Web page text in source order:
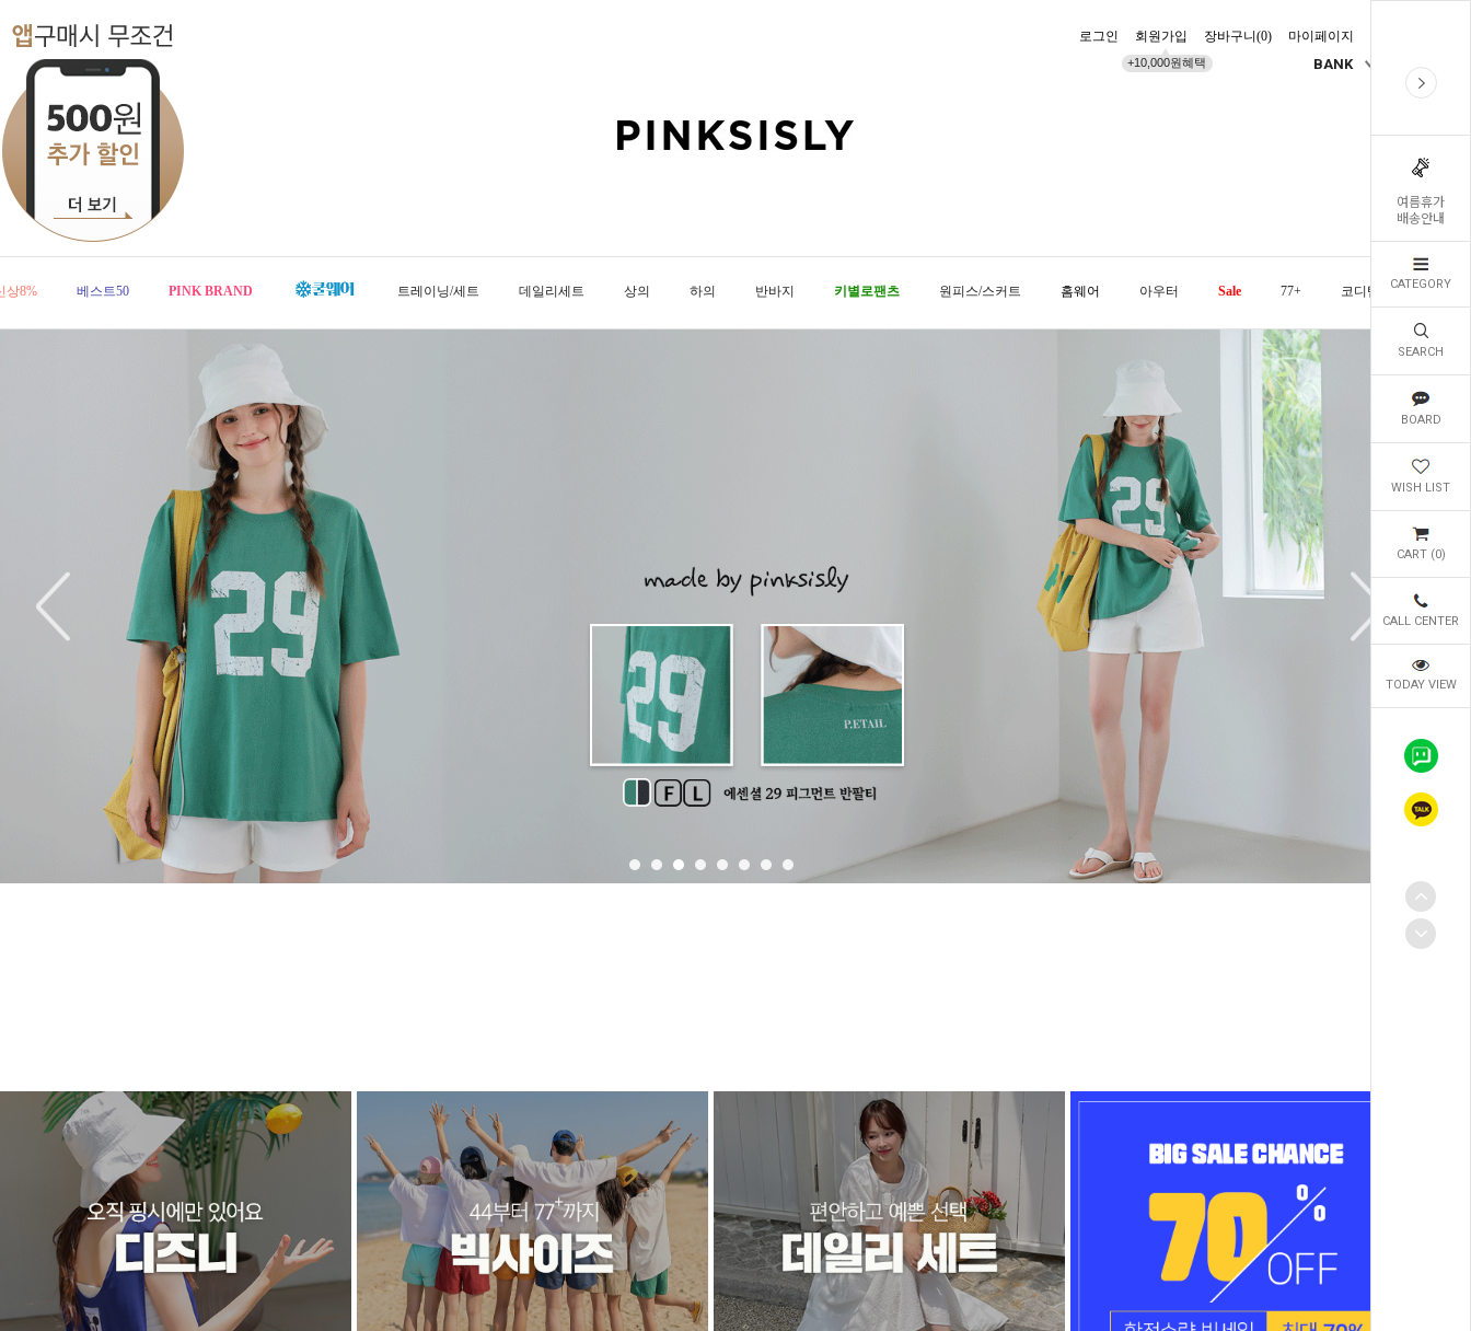
여름휴가
배송안내
CATEGORY
SEARCH
BOARD
WISH LIST
CART (0)
CALL CENTER
TODAY VIEW
로그인 회원가입
+10,000원혜택
장바구니(0) 마이페이지
BANK
상8% 베스트50 PINK BRAND 트레이닝/세트 데일리세트 상의 하의 반바지 키별로팬츠 원피스/스커트 홈웨어 아우터 Sale 77+ 코디템 오늘발송